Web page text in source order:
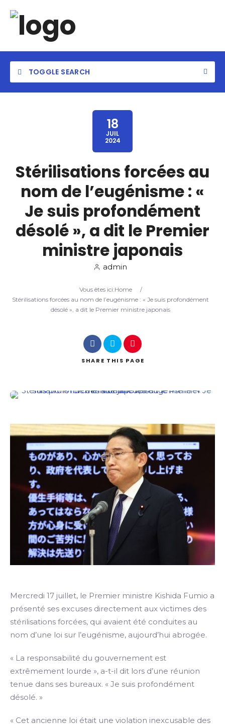
TOGGLE SEARCH
Search
18
JUIL
2024
Stérilisations forcées au
nom de l’eugénisme : «
Je suis profondément
désolé », a dit le Premier
ministre japonais
admin
Vous êtes ici:Home
/
Stérilisations forcées au nom de l’eugénisme : « Je suis profondément
désolé », a dit le Premier ministre japonais
SHARE THIS PAGE
Mercredi 17 juillet, le Premier ministre Kishida Fumio a
présenté ses excuses directement aux victimes des
stérilisations forcées, qui avaient été conduites au
nom d’une loi sur l’eugénisme, aujourd’hui abrogée.
« La responsabilité du gouvernement est
extrêmement lourde », a-t-il dit lors d’une réunion
tenue dans ses bureaux. « Je suis profondément
désolé. »
« Cet ancienne loi était une violation inexcusable des